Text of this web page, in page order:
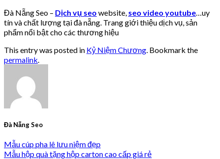
Đà Nẵng Seo – Dịch vụ seo website, seo video youtube …uy
tín và chất lượng tại đà nẵng. Trang giới thiệu dịch vụ, sản
phẩm nổi bật cho các thương hiệu
This entry was posted in Kỷ Niệm Chương . Bookmark the
permalink
Đà Nẵng Seo
Mẫu cúp pha lê lưu niệm đẹp
Mẫu hộp quà tặng hộp carton cao cấp giá rẻ